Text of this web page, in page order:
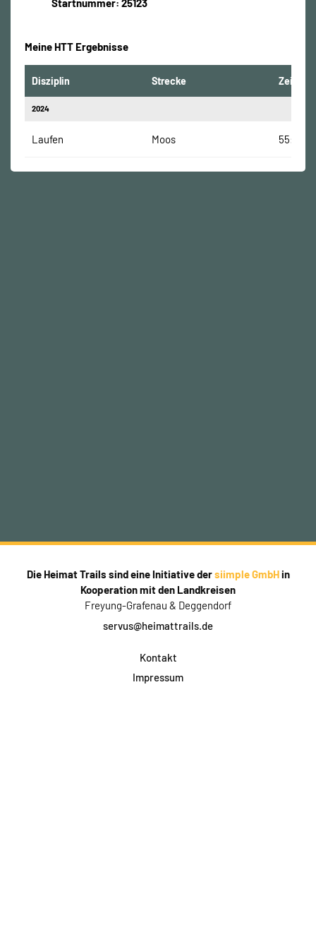
Startnummer: 25123
Meine HTT Ergebnisse
Disziplin Strecke Zeit
2024
Laufen Moos 55:46
Die Heimat Trails sind eine Initiative dersiimple GmbHin
Kooperation mit den Landkreisen
Freyung-Grafenau & Deggendorf
servus@heimattrails.de
Kontakt
Impressum